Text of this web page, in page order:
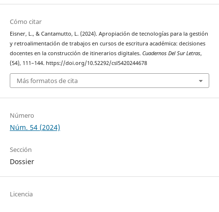
Cómo citar
Eisner, L., & Cantamutto, L. (2024). Apropiación de tecnologías para la gestión
y retroalimentación de trabajos en cursos de escritura académica: decisiones
docentes en la construcción de itinerarios digitales. Cuadernos Del Sur Letras,
(54), 111–144. https://doi.org/10.52292/csl5420244678
Más formatos de cita
Número
Núm. 54 (2024)
Sección
Dossier
Licencia